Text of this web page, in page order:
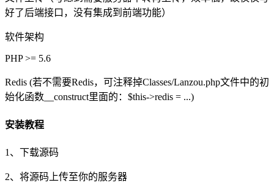
好了后端接口，没有集成到前端功能）
软件架构
PHP >= 5.6
Redis (若不需要Redis，可注释掉Classes/Lanzou.php文件中的初
始化函数__construct里面的：$this->redis = ...)
安装教程
1、下载源码
2、将源码上传至你的服务器